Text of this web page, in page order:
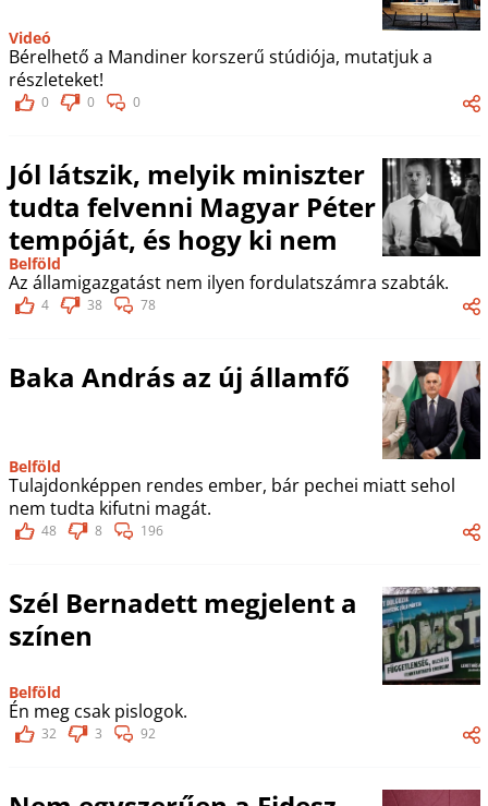
Videó
Bérelhető a Mandiner korszerű stúdiója, mutatjuk a
részleteket!
0 0 0
Jól látszik, melyik miniszter
tudta felvenni Magyar Péter
tempóját, és hogy ki nem
Belföld
Az államigazgatást nem ilyen fordulatszámra szabták.
4 38 78
Baka András az új államfő
Belföld
Tulajdonképpen rendes ember, bár pechei miatt sehol
nem tudta kifutni magát.
48 8 196
Szél Bernadett megjelent a
színen
Belföld
Én meg csak pislogok.
32 3 92